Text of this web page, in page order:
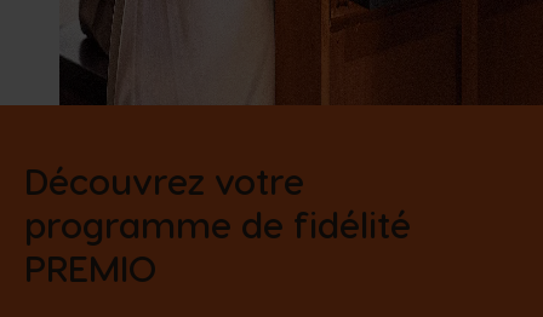
Découvrez votre
programme de fidélité
PREMIO